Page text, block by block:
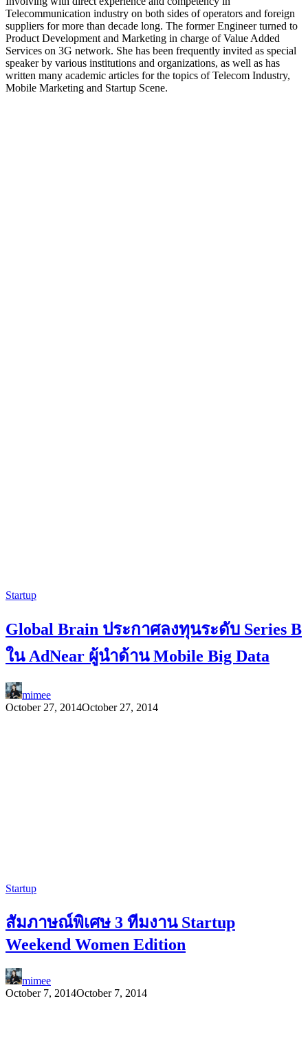
Telecommunication industry on both sides of operators and foreign
suppliers for more than decade long. The former Engineer turned to
Product Development and Marketing in charge of Value Added
Services on 3G network. She has been frequently invited as special
speaker by various institutions and organizations, as well as has
written many academic articles for the topics of Telecom Industry,
Mobile Marketing and Startup Scene.
Startup
Global Brain ประกาศลงทุนระดับ Series B
ใน AdNear ผู้นำด้าน Mobile Big Data
mimee
October 27, 2014October 27, 2014
Startup
สัมภาษณ์พิเศษ 3 ทีมงาน Startup
Weekend Women Edition
mimee
October 7, 2014October 7, 2014